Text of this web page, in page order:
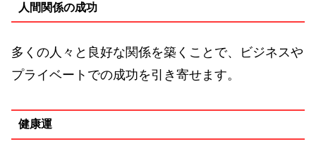
人間関係の成功
多くの人々と良好な関係を築くことで、ビジネスや
プライベートでの成功を引き寄せます。
健康運